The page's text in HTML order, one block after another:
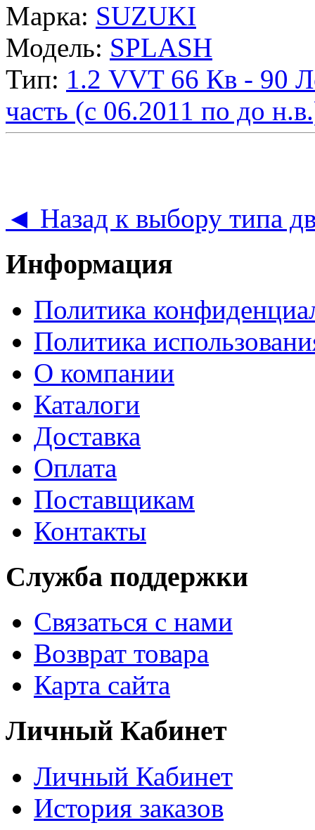
Марка: SUZUKI
Модель: SPLASH
Тип: 1.2 VVT 66 Кв - 90
часть (с 06.2011 по до
◄ Назад к выбору типа
Информация
Политика
Политика
О компании
Каталоги
Доставка
Оплата
Поставщикам
Контакты
Служба поддержки
Связаться с нами
Возврат товара
Карта сайта
Личный Кабинет
Личный Кабинет
История заказов